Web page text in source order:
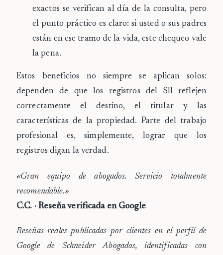
exactos se verifican al día de la consulta, pero
el punto práctico es claro: si usted o sus padres
están en ese tramo de la vida, este chequeo vale
la pena.
Estos beneficios no siempre se aplican solos:
dependen de que los registros del SII reflejen
correctamente el destino, el titular y las
características de la propiedad. Parte del trabajo
profesional es, simplemente, lograr que los
registros digan la verdad.
«Gran equipo de abogados. Servicio totalmente
recomendable.»
C.C. · Reseña verificada en Google
Reseñas reales publicadas por clientes en el perfil de
Google de Schneider Abogados, identificadas con